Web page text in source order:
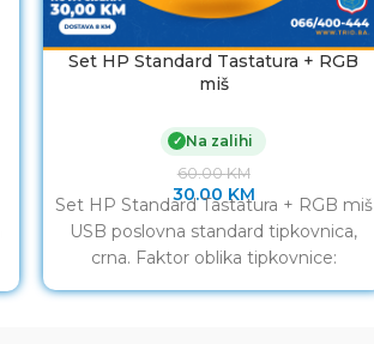
Set HP Standard Tastatura + RGB
miš
✓ Na zalihi
60.00KM
30.00 KM
Set HP Standard Tastatura + RGB miš
USB poslovna standard tipkovnica,
crna. Faktor oblika tipkovnice: